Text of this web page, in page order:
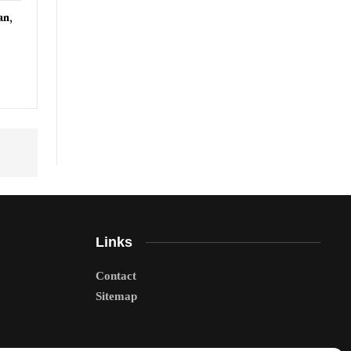
Links
Contact
Sitemap